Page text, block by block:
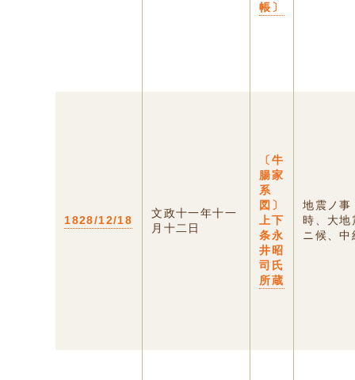
帳〕
1828/12/18
文政十一年十一
月十二日
〔牛
腸家
系
図〕
上下
条永
井昭
司氏
所蔵
地震ノ事
時、大地
ニ候、